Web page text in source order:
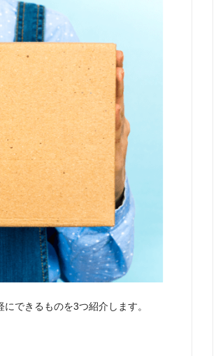
できるものを3つ紹介します。